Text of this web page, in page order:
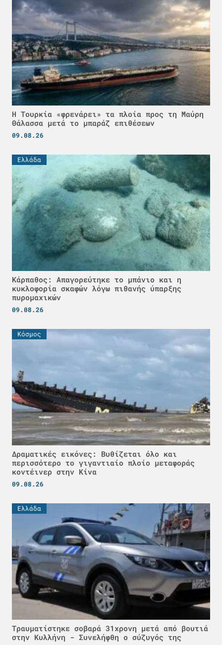
Η Τουρκία «φρενάρει» τα πλοία προς τη Μαύρη
Θάλασσα μετά το μπαράζ επιθέσεων
09.08.26
Ελλάδα
Κάρπαθος: Απαγορεύτηκε το μπάνιο και η
κυκλοφορία σκαφών λόγω πιθανής ύπαρξης
πυρομαχικών
09.08.26
Κόσμος
Δραματικές εικόνες: Βυθίζεται όλο και
περισσότερο το γιγαντιαίο πλοίο μεταφοράς
κοντέινερ στην Κίνα
09.08.26
Ελλάδα
Τραυματίστηκε σοβαρά 31χρονη μετά από βουτιά
στην Κυλλήνη - Συνελήφθη ο σύζυγός της